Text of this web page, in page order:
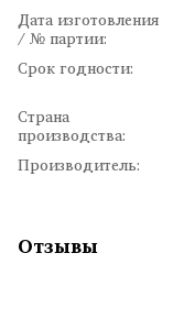
Дата изготовления
/ № партии:
Срок годности:
Страна
производства:
Производитель:
Отзывы